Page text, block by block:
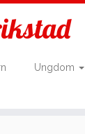
Ungdom